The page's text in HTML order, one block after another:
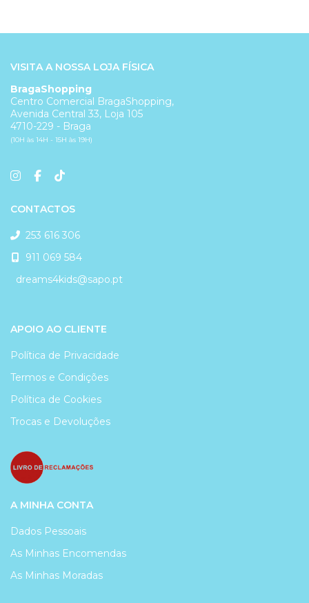
VISITA A NOSSA LOJA FÍSICA
BragaShopping
Centro Comercial BragaShopping,
Avenida Central 33, Loja 105
4710-229 - Braga
(10H às 14H - 15H às 19H)
CONTACTOS
253 616 306
911 069 584
dreams4kids@sapo.pt
APOIO AO CLIENTE
Política de Privacidade
Termos e Condições
Política de Cookies
Trocas e Devoluções
A MINHA CONTA
Dados Pessoais
As Minhas Encomendas
As Minhas Moradas